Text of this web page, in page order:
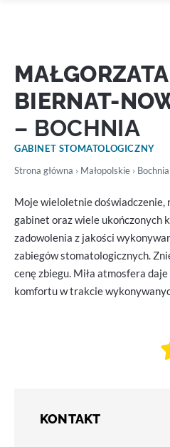
MAŁGORZATA
BIERNAT-
– BOCHNIA
GABINET STOMATOLOGICZNY
Strona główna › Małopolskie › Bochnia
Moje wieloletnie doświadczenie,
gabinet oraz wiele ukończonych
zadowolenia z jakości
zabiegów stomatologicznych.
cenę zbiegu. Miła atmosfera
komfortu w trakcie
KONTAKT